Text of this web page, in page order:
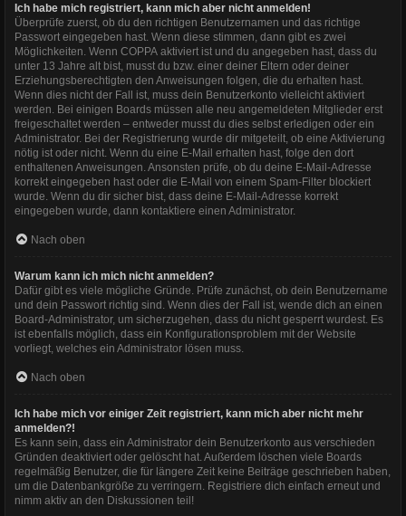
Ich habe mich registriert, kann mich aber nicht anmelden!
Überprüfe zuerst, ob du den richtigen Benutzernamen und das richtige
Passwort eingegeben hast. Wenn diese stimmen, dann gibt es zwei
Möglichkeiten. Wenn COPPA aktiviert ist und du angegeben hast, dass du
unter 13 Jahre alt bist, musst du bzw. einer deiner Eltern oder deiner
Erziehungsberechtigten den Anweisungen folgen, die du erhalten hast.
Wenn dies nicht der Fall ist, muss dein Benutzerkonto vielleicht aktiviert
werden. Bei einigen Boards müssen alle neu angemeldeten Mitglieder erst
freigeschaltet werden – entweder musst du dies selbst erledigen oder ein
Administrator. Bei der Registrierung wurde dir mitgeteilt, ob eine Aktivierung
nötig ist oder nicht. Wenn du eine E-Mail erhalten hast, folge den dort
enthaltenen Anweisungen. Ansonsten prüfe, ob du deine E-Mail-Adresse
korrekt eingegeben hast oder die E-Mail von einem Spam-Filter blockiert
wurde. Wenn du dir sicher bist, dass deine E-Mail-Adresse korrekt
eingegeben wurde, dann kontaktiere einen Administrator.
Nach oben
Warum kann ich mich nicht anmelden?
Dafür gibt es viele mögliche Gründe. Prüfe zunächst, ob dein Benutzername
und dein Passwort richtig sind. Wenn dies der Fall ist, wende dich an einen
Board-Administrator, um sicherzugehen, dass du nicht gesperrt wurdest. Es
ist ebenfalls möglich, dass ein Konfigurationsproblem mit der Website
vorliegt, welches ein Administrator lösen muss.
Nach oben
Ich habe mich vor einiger Zeit registriert, kann mich aber nicht mehr
anmelden?!
Es kann sein, dass ein Administrator dein Benutzerkonto aus verschieden
Gründen deaktiviert oder gelöscht hat. Außerdem löschen viele Boards
regelmäßig Benutzer, die für längere Zeit keine Beiträge geschrieben haben,
um die Datenbankgröße zu verringern. Registriere dich einfach erneut und
nimm aktiv an den Diskussionen teil!